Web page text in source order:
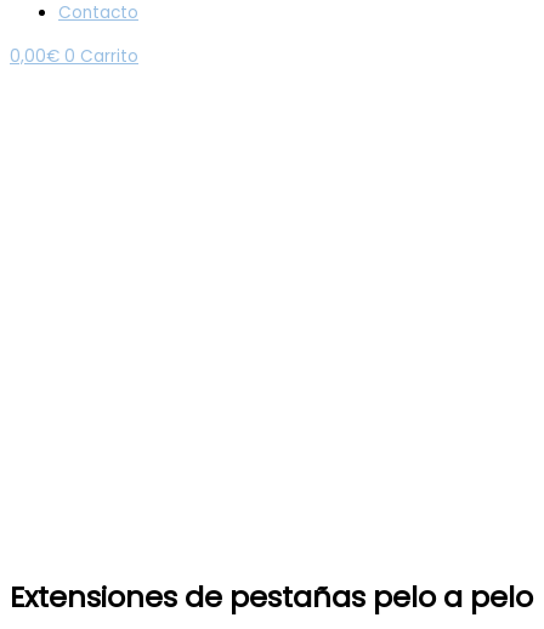
Contacto
0,00€ 0 Carrito
Extensiones de pestañas pelo a pelo